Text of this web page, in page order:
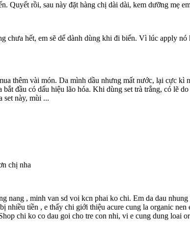
Quyết rồi, sau này đặt hàng chị dài dài, kem dưỡng mẹ
chưa hết, em sẽ dể dành dùng khi đi biển. Vì lúc apply
thêm vài món. Da mình dầu nhưng mất nước, lại cực kì
đầu có dấu hiệu lão hóa. Khi dùng set trà trắng, có lẽ
set này, mùi ...
chị nha
, minh van sd voi kcn phai ko chi. Em da dau
tiền , e thấy chi giới thiệu acure cung la organic
chi ko co dau goi cho tre con nhi, vi e cung dung loai